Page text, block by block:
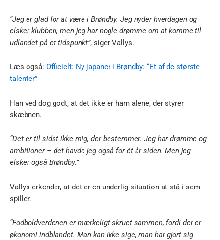
“Jeg er glad for at være i Brøndby. Jeg nyder hverdagen og
elsker klubben, men jeg har nogle drømme om at komme til
udlandet på et tidspunkt”, siger Vallys.
Læs også: Officielt: Ny japaner i Brøndby: “Et af de største
talenter”
Han ved dog godt, at det ikke er ham alene, der styrer
skæbnen.
“Det er til sidst ikke mig, der bestemmer. Jeg har drømme og
ambitioner – det havde jeg også for ét år siden. Men jeg
elsker også Brøndby.”
Vallys erkender, at det er en underlig situation at stå i som
spiller.
“Fodboldverdenen er mærkeligt skruet sammen, fordi der er
økonomi indblandet. Man kan ikke sige, man har gjort sig